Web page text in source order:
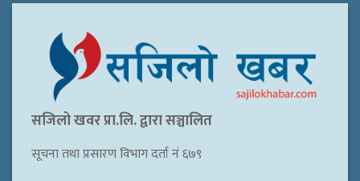
सजिलो खवर प्रा.लि. द्वारा सञ्चालित
सूचना तथा प्रसारण विभाग दर्ता नं ६७९